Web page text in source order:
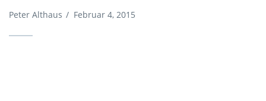
Peter Althaus / Februar 4, 2015